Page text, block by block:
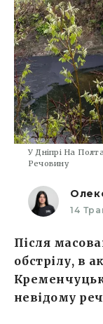
У Дніпрі На
Речовину
14
Після
обстрілу, в
невідому